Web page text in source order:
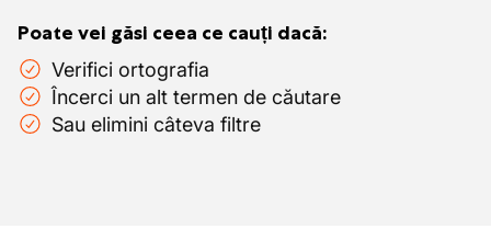
Poate vei găsi ceea ce cauți dacă:
Verifici ortografia
Încerci un alt termen de căutare
Sau elimini câteva filtre